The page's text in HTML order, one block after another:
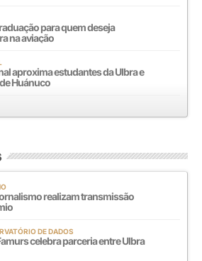
para quem deseja
na aviação
aproxima estudantes da Ulbra e
Huánuco
realizam transmissão
DE DADOS
celebra parceria entre Ulbra